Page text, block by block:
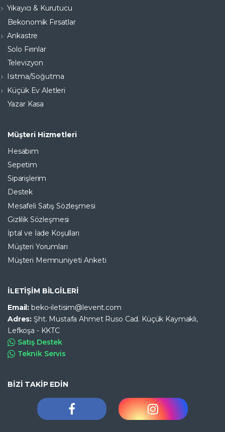
Yıkayıcı & Kurutucu
Bekonomik Fırsatlar
Ankastre
Solo Fırınlar
Televizyon
Isıtma/Soğutma
Küçük Ev Aletleri
Yazar Kasa
Müşteri Hizmetleri
Hesabım
Sepetim
Siparişlerim
Destek
Mesafeli Satış Sözleşmesi
Gizlilik Sözleşmesi
İptal ve İade Koşulları
Müşteri Yorumları
Müşteri Memnuniyeti Anketi
İLETİŞİM BİLGİLERİ
Email:beko-iletisim@levent.com
Adres:Şht. Mustafa Ahmet Ruso Cad. Küçük Kaymaklı,
Lefkoşa - KKTC
Satış Destek
Teknik Servis
BİZİ TAKİP EDİN